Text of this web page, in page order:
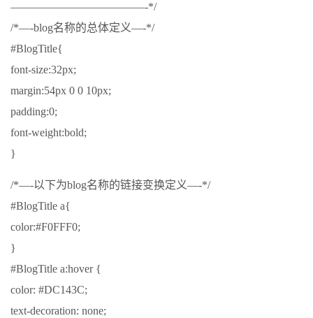
————————————-*/
/*—-blog名称的总体定义—-*/
#BlogTitle{
font-size:32px;
margin:54px 0 0 10px;
padding:0;
font-weight:bold;
}
/*—-以下为blog名称的链接变换定义—-*/
#BlogTitle a{
color:#F0FFF0;
}
#BlogTitle a:hover {
color: #DC143C;
text-decoration: none;